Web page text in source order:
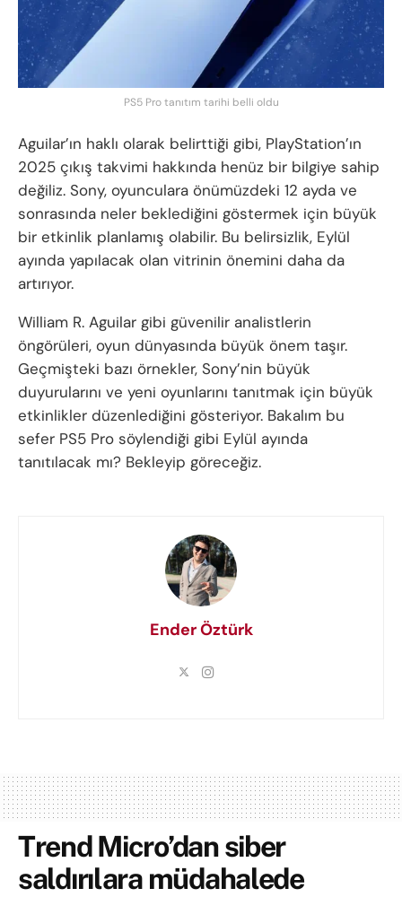
PS5 Pro tanıtım tarihi belli oldu
Aguilar’ın haklı olarak belirttiği gibi, PlayStation’ın
2025 çıkış takvimi hakkında henüz bir bilgiye sahip
değiliz. Sony, oyunculara önümüzdeki 12 ayda ve
sonrasında neler beklediğini göstermek için büyük
bir etkinlik planlamış olabilir. Bu belirsizlik, Eylül
ayında yapılacak olan vitrinin önemini daha da
artırıyor.
William R. Aguilar gibi güvenilir analistlerin
öngörüleri, oyun dünyasında büyük önem taşır.
Geçmişteki bazı örnekler, Sony’nin büyük
duyurularını ve yeni oyunlarını tanıtmak için büyük
etkinlikler düzenlediğini gösteriyor. Bakalım bu
sefer PS5 Pro söylendiği gibi Eylül ayında
tanıtılacak mı? Bekleyip göreceğiz.
Ender Öztürk
Trend Micro’dan siber
saldırılara müdahalede